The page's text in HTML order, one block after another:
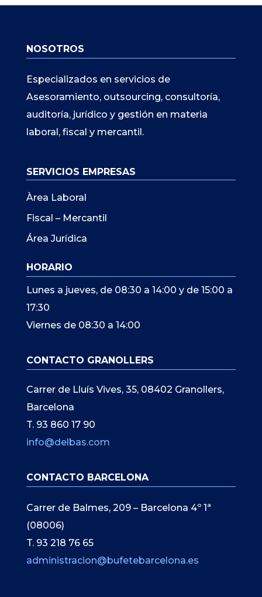
NOSOTROS
Especializados en servicios de
Asesoramiento, outsourcing, consultoría,
auditoría, jurídico y gestión en materia
laboral, fiscal y mercantil.
SERVICIOS EMPRESAS
Àrea Laboral
Fiscal – Mercantil
Área Jurídica
HORARIO
Lunes a jueves, de 08:30 a 14:00 y de 15:00 a
17:30
Viernes de 08:30 a 14:00
CONTACTO GRANOLLERS
Carrer de Lluís Vives, 35, 08402 Granollers,
Barcelona
T. 93 860 17 90
info@delbas.com
CONTACTO BARCELONA
Carrer de Balmes, 209 – Barcelona 4º 1ª
(08006)
T. 93 218 76 65
administracion@bufetebarcelona.es